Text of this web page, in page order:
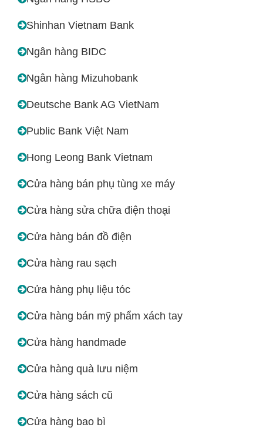
Shinhan Vietnam Bank
Ngân hàng BIDC
Ngân hàng Mizuhobank
Deutsche Bank AG VietNam
Public Bank Việt Nam
Hong Leong Bank Vietnam
Cửa hàng bán phụ tùng xe máy
Cửa hàng sửa chữa điện thoại
Cửa hàng bán đồ điện
Cửa hàng rau sạch
Cửa hàng phụ liệu tóc
Cửa hàng bán mỹ phẩm xách tay
Cửa hàng handmade
Cửa hàng quà lưu niệm
Cửa hàng sách cũ
Cửa hàng bao bì